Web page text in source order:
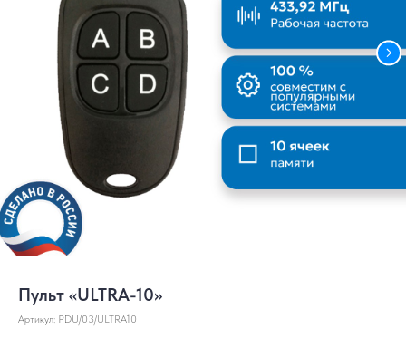
Пульт «ULTRA-10»
Артикул: PDU/03/ULTRA10